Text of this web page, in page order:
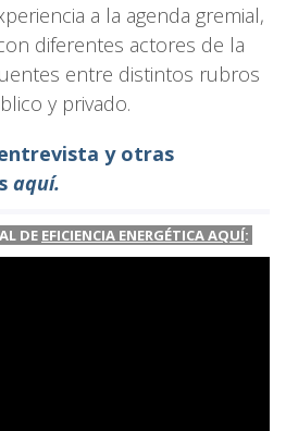
a la agenda gremial,
diferentes actores de la
entre distintos rubros
y privado.
y otras
aquí.
DE EFICIENCIA ENERGÉTICA AQUÍ: